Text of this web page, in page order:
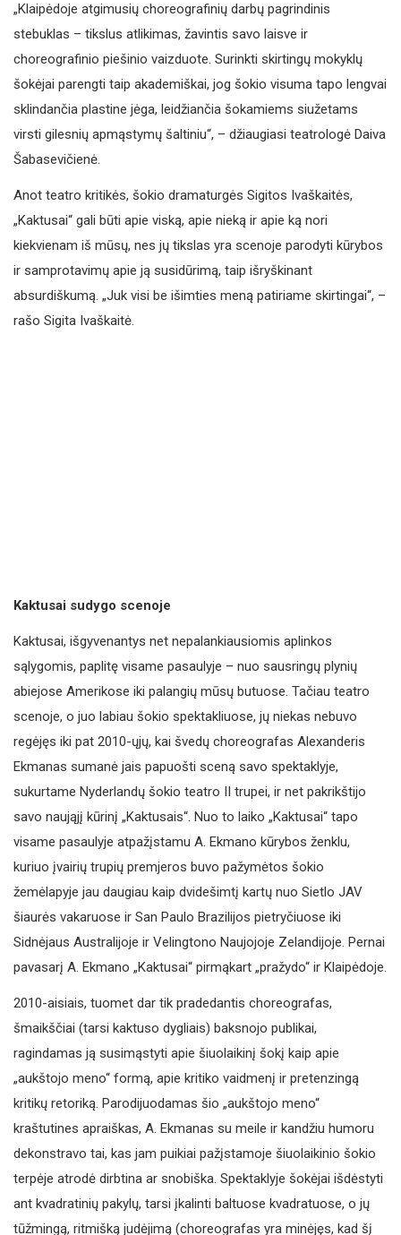
„Klaipėdoje atgimusių choreografinių darbų pagrindinis
stebuklas – tikslus atlikimas, žavintis savo laisve ir
choreografinio piešinio vaizduote. Surinkti skirtingų mokyklų
šokėjai parengti taip akademiškai, jog šokio visuma tapo lengvai
sklindančia plastine jėga, leidžiančia šokamiems siužetams
virsti gilesnių apmąstymų šaltiniu“, – džiaugiasi teatrologė Daiva
Šabasevičienė.
Anot teatro kritikės, šokio dramaturgės Sigitos Ivaškaitės,
„Kaktusai“ gali būti apie viską, apie nieką ir apie ką nori
kiekvienam iš mūsų, nes jų tikslas yra scenoje parodyti kūrybos
ir samprotavimų apie ją susidūrimą, taip išryškinant
absurdiškumą. „Juk visi be išimties meną patiriame skirtingai“, –
rašo Sigita Ivaškaitė.
Kaktusai sudygo scenoje
Kaktusai, išgyvenantys net nepalankiausiomis aplinkos
sąlygomis, paplitę visame pasaulyje – nuo sausringų plynių
abiejose Amerikose iki palangių mūsų butuose. Tačiau teatro
scenoje, o juo labiau šokio spektakliuose, jų niekas nebuvo
regėjęs iki pat 2010-ųjų, kai švedų choreografas Alexanderis
Ekmanas sumanė jais papuošti sceną savo spektaklyje,
sukurtame Nyderlandų šokio teatro II trupei, ir net pakrikštijo
savo naująjį kūrinį „Kaktusais“. Nuo to laiko „Kaktusai“ tapo
visame pasaulyje atpažįstamu A. Ekmano kūrybos ženklu,
kuriuo įvairių trupių premjeros buvo pažymėtos šokio
žemėlapyje jau daugiau kaip dvidešimtį kartų nuo Sietlo JAV
šiaurės vakaruose ir San Paulo Brazilijos pietryčiuose iki
Sidnėjaus Australijoje ir Velingtono Naujojoje Zelandijoje. Pernai
pavasarį A. Ekmano „Kaktusai“ pirmąkart „pražydo“ ir Klaipėdoje.
2010-aisiais, tuomet dar tik pradedantis choreografas,
šmaikščiai (tarsi kaktuso dygliais) baksnojo publikai,
ragindamas ją susimąstyti apie šiuolaikinį šokį kaip apie
„aukštojo meno“ formą, apie kritiko vaidmenį ir pretenzingą
kritikų retoriką. Parodijuodamas šio „aukštojo meno“
kraštutines apraiškas, A. Ekmanas su meile ir kandžiu humoru
dekonstravo tai, kas jam puikiai pažįstamoje šiuolaikinio šokio
terpėje atrodė dirbtina ar snobiška. Spektaklyje šokėjai išdėstyti
ant kvadratinių pakylų, tarsi įkalinti baltuose kvadratuose, o jų
tūžmingą, ritmišką judėjimą (choreografas yra minėjęs, kad šį